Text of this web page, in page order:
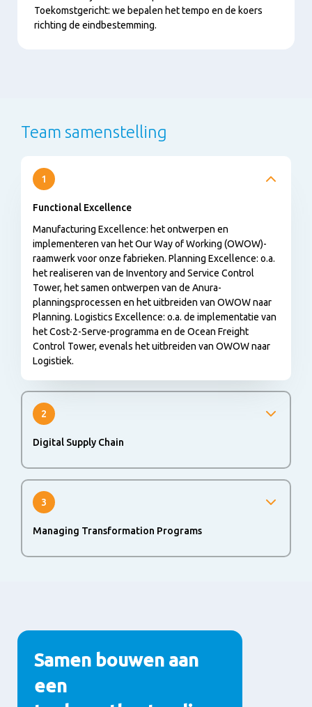
Toekomstgericht: we bepalen het tempo en de koers
richting de eindbestemming.
Team samenstelling
1
Functional Excellence
Manufacturing Excellence: het ontwerpen en
implementeren van het Our Way of Working (OWOW)-
raamwerk voor onze fabrieken. Planning Excellence: o.a.
het realiseren van de Inventory and Service Control
Tower, het samen ontwerpen van de Anura-
planningsprocessen en het uitbreiden van OWOW naar
Planning. Logistics Excellence: o.a. de implementatie van
het Cost-2-Serve-programma en de Ocean Freight
Control Tower, evenals het uitbreiden van OWOW naar
Logistiek.
2
Digital Supply Chain
te creëren die bruikbare inzichten opleveren en
schaalbaar zijn in onze volledige Supply Chain. Er zijn
teams voor End-to-End-thema’s én voor functionele
Logistiek.
3
Managing Transformation Programs
Samen bouwen aan
een